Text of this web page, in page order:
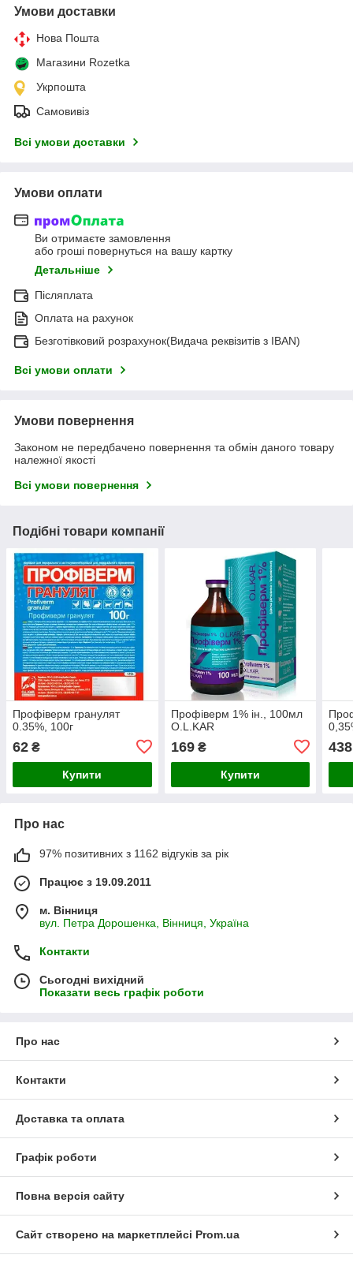
Умови доставки
Нова Пошта
Магазини Rozetka
Укрпошта
Самовивіз
Всі умови доставки
Умови оплати
Ви отримаєте замовлення
або гроші повернуться на вашу картку
Детальніше
Післяплата
Оплата на рахунок
Безготівковий розрахунок(Видача реквізитів з IBAN)
Всі умови оплати
Умови повернення
Законом не передбачено повернення та обмін даного товару
належної якості
Всі умови повернення
Подібні товари компанії
Профіверм гранулят
0.35%, 100г
62 ₴
Купити
Профіверм 1% ін., 100мл
O.L.KAR
169₴
Купити
438
Про нас
97% позитивних з 1162 відгуків за рік
Працює з 19.09.2011
м. Вінниця
вул. Петра Дорошенка, Вінниця, Україна
Контакти
Сьогодні вихідний
Показати весь графік роботи
Про нас
Контакти
Доставка та оплата
Графік роботи
Повна версія сайту
Сайт створено на маркетплейсі Prom.ua